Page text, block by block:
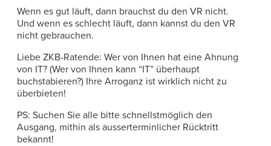
Wenn es gut läuft, dann brauchst du den VR nicht.
Und wenn es schlecht läuft, dann kannst du den VR
nicht gebrauchen.
Liebe ZKB-Ratende: Wer von Ihnen hat eine Ahnung
von IT? (Wer von Ihnen kann “IT” überhaupt
buchstabieren?) Ihre Arroganz ist wirklich nicht zu
überbieten!
PS: Suchen Sie alle bitte schnellstmöglich den
Ausgang, mithin als ausserterminlicher Rücktritt
bekannt!